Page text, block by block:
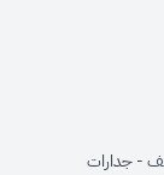
opens in
opens
opens
opens in
opens in
- جداراتwindow